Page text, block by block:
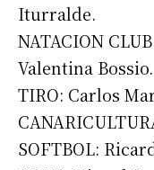
Iturralde.
NATACION
Valentina Bossio.
TIRO: Carlos
SOFTBOL: